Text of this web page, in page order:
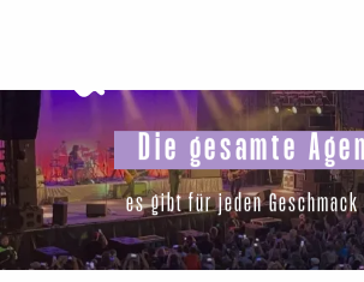
principal
Die gesamte
es gibt für jeden